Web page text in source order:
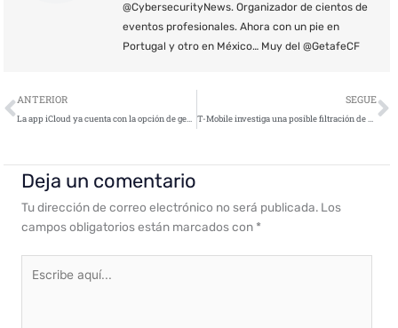
@CybersecurityNews. Organizador de cientos de
eventos profesionales. Ahora con un pie en
Portugal y otro en México… Muy del @GetafeCF
Ant
ANTERIOR
La app iCloud ya cuenta con la opción de gestionar contraseñas en Windows
SEGUE
T-Mobile investiga una posible filtración de datos masiva
Deja un comentario
Tu dirección de correo electrónico no será publicada. Los
campos obligatorios están marcados con *
aquí...